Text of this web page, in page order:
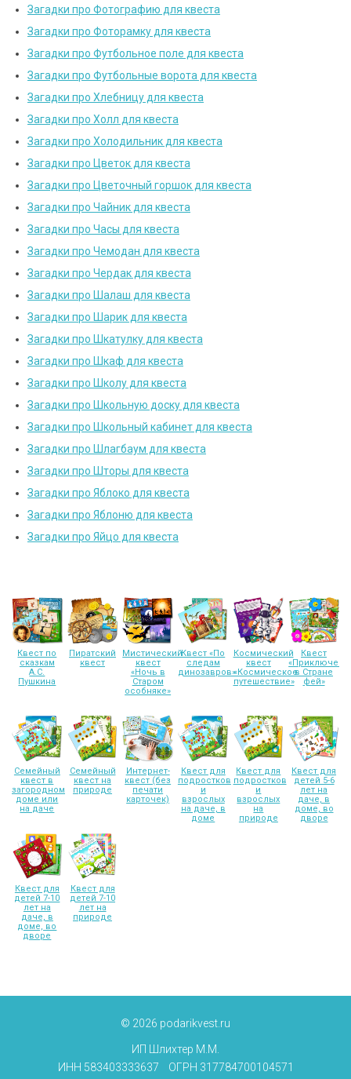
Загадки про Фотографию для квеста
Загадки про Фоторамку для квеста
Загадки про Футбольное поле для квеста
Загадки про Футбольные ворота для квеста
Загадки про Хлебницу для квеста
Загадки про Холл для квеста
Загадки про Холодильник для квеста
Загадки про Цветок для квеста
Загадки про Цветочный горшок для квеста
Загадки про Чайник для квеста
Загадки про Часы для квеста
Загадки про Чемодан для квеста
Загадки про Чердак для квеста
Загадки про Шалаш для квеста
Загадки про Шарик для квеста
Загадки про Шкатулку для квеста
Загадки про Шкаф для квеста
Загадки про Школу для квеста
Загадки про Школьную доску для квеста
Загадки про Школьный кабинет для квеста
Загадки про Шлагбаум для квеста
Загадки про Шторы для квеста
Загадки про Яблоко для квеста
Загадки про Яблоню для квеста
Загадки про Яйцо для квеста
Квест по
сказкам
А.С.
Пушкина
Пиратский
квест
Мистический
квест
«Ночь в
Старом
особняке»
Квест «По
следам
динозавров»
Космический
квест
«Космическое
путешествие»
Квест
в Стране
фей»
Семейный
квест в
загородном
доме или
на даче
Семейный
квест на
природе
Интернет-
квест (без
печати
карточек)
Квест для
подростков
и
взрослых
на даче, в
доме
Квест для
подростков
и
взрослых
на
природе
Квест для
детей 5-6
лет на
даче, в
доме, во
дворе
Квест для
детей 7-10
лет на
даче, в
доме, во
дворе
Квест для
детей 7-10
лет на
природе
© 2026 podarikvest.ru
ИП Шлихтер М.М.
ИНН 583403333637 ОГРН 317784700104571